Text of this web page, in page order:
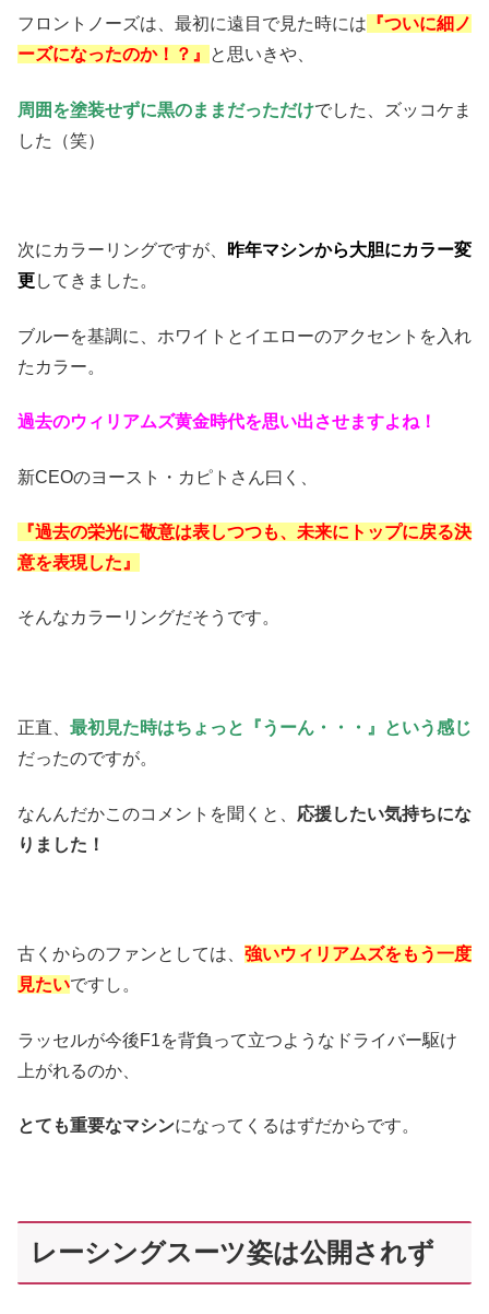
フロントノーズは、最初に遠目で見た時には 『ついに細ノ
ーズになったのか！？』
と思いきや、
周囲を塗装せずに黒のままだっただけでした、ズッコケま
した（笑）
次にカラーリングですが、 昨年マシンから大胆にカラー変
更 してきました。
ブルーを基調に、ホワイトとイエローのアクセントを入れ
たカラー。
過去のウィリアムズ黄金時代を思い出させますよね！
新CEOのヨースト・カピトさん曰く、
『過去の栄光に敬意は表しつつも、未来にトップに戻る決
意を表現した』
そんなカラーリングだそうです。
正直、 最初見た時はちょっと『うーん・・・』という感じ
だったのですが。
なんんだかこのコメントを聞くと、 応援したい気持ちにな
りました！
古くからのファンとしては、 強いウィリアムズをもう一度
見たいですし。
ラッセルが今後F1を背負って立つようなドライバー駆け
上がれるのか、
とても重要なマシンになってくるはずだからです。
レーシングスーツ姿は公開されず